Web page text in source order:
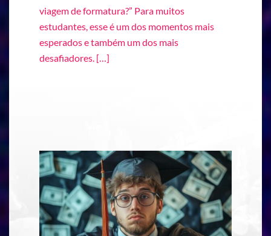
viagem de formatura?” Para muitos
estudantes, esse é um dos momentos mais
esperados e também um dos mais
desafiadores. […]